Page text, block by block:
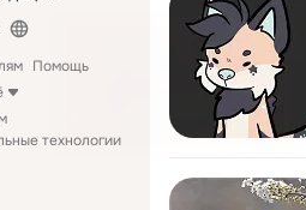
Помощь
технологии